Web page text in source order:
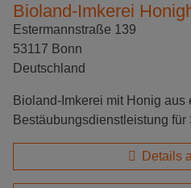
Bioland-Imkerei
Estermannstraße 139
53117 Bonn
Deutschland
Bioland-Imkerei mit Honig aus
Bestäubungsdienstleistung für
Details